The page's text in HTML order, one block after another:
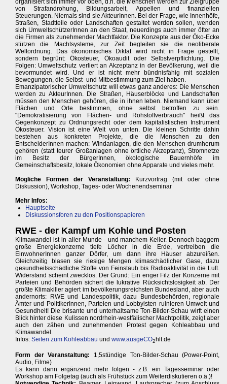
organisiert sich immer vor oben, d.h. die Menschen werden zur Zielgruppe
von Strafandrohung, Bildungsarbeit, Appellen und finanziellen
Steuerungen. Niemals sind sie AkteurInnen. Bei der Frage, wie Innenhöfe,
Straßen, Stadtteile oder Landschaften gestaltet werden sollen, wenden
sich UmweltschützerInnen an den Staat, neuerdings auch immer öfter an
die Firmen als zunehmender Machtfaktor. Die Konzepte aus der Öko-Ecke
stützen die Machtsysteme, zur Zeit begleiten sie die neoliberale
Weltordnung. Das ökonomisches Diktat wird nicht in Frage gestellt,
sondern begrünt: Ökosteuer, Ökoaudit oder Selbstverpflichtung. Die
Folgen: Umweltschutz verliert an Akzeptanz in der Bevölkerung, weil die
bevormundet wird. Und er ist nicht mehr bündnisfähig mit sozialen
Bewegungen, die Selbst- und Mitbestimmung zum Ziel haben.
Emanzipatorischer Umweltschutz will etwas ganz anderes: Die Menschen
werden zu AkteurInnen. Die Straßen, Häuserblöcke und Landschaften
müssen den Menschen gehören, die in ihnen leben. Niemand kann über
Flächen und Orte bestimmen, ohne selbst betroffen zu sein.
"Demokratisierung von Flächen- und Rohstoffverbrauch" heißt das
Gegenkonzept zu Ordnungsrecht oder dem kapitalistischen Instrument
Ökosteuer. Vision ist eine Welt von unten. Die kleinen Schritte dahin
bestehen aus konkreten Projekte, die die Menschen zu den
EntscheiderInnen machen: Windanlagen, die den Menschen drumherum
gehören (statt teurer Großanlagen ohne örtliche Akzeptanz), Stromnetze
im Besitz der BürgerInnen, ökologische Bauernhöfe im
Gemeinschaftsbesitz, lokale Ökonomien ohne Apparate und vieles mehr.
Mögliche Formen der Veranstaltung: Kurzvortrag (mit oder ohne
Diskussion), Workshop, Tages- oder Wochenendseminar
Mehr Infos:
Hauptseite
Diskussionsforen zu den Positionspapieren
RWE - der Kampf um Kohle und Posten
Klimawandel ist in aller Munde - und manchem Keller. Dennoch baggern
große Energiekonzerne tiefe Löcher in die Erde, vertreiben die
EinwohnerInnen ganzer Dörfer, um dann ihre Häuser abzureißen.
Gleichzeitig blasen sie riesige Mengen klimaschädlicher Gase, dazu
gesundheitsschädliche Stoffe von Feinstaub bis Radioaktivität in die Luft.
Widerstand scheint zwecklos. Der Grund: Ein enger Filz der Konzerne mit
Parteien und Behörden sichert die lukrative Rücksichtslosigkeit ab. Der
größte Klimakiller agiert im bevölkerungsreichsten Bundesland, aber auch
andernorts: RWE und Landespolitik, dazu Bundesbehörden, regionale
Ämter und PolitikerInnen, Parteien und Lobbyisten ruinieren Umwelt und
Gesundheit! Die brisante und unterhaltsame Ton-Bilder-Schau wirft einen
Blick hinter diese Kulissen nordrhein-westfälischer Machtpolitik, zeigt aber
auch den zähen und zunehmenden Protest gegen Kohleabbau und
Klimawandel.
Infos: Seiten zum Kohleabbau und www.ausgeCO2 hlt.de
Form der Veranstaltung: 1,5stündige Ton-Bilder-Schau (Power-Point,
Audio, Filme)
Es kann dann ergänzend mehr folgen - z.B. ein Tagesseminar oder
Workshop am Folgetag (auch als Frühstück zum Weiterdiskutieren o.ä.)!